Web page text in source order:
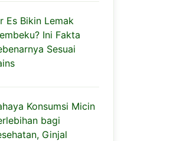
Es Bikin Lemak
Ini Fakta
Sesuai
Konsumsi Micin
bagi
Ginjal